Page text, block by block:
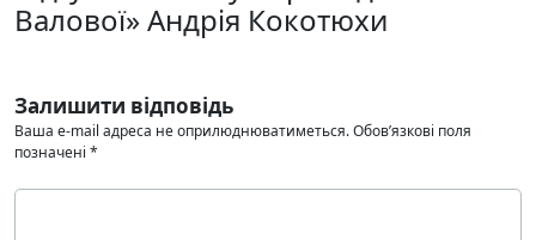
Валової» Андрія Кокотюхи
Залишити відповідь
Ваша e-mail адреса не оприлюднюватиметься.Обов’язкові поля
позначені *